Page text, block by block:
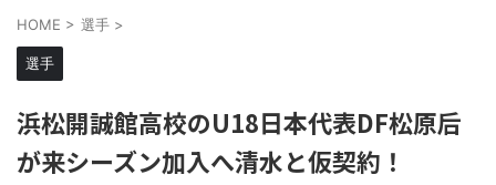
HOME > 選手 >
選手
浜松開誠館高校のU18日本代表DF松原后
が来シーズン加入へ清水と仮契約！